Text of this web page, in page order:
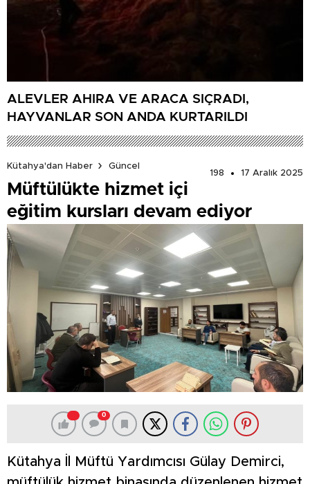
ALEVLER AHIRA VE ARACA SIÇRADI,
HAYVANLAR SON ANDA KURTARILDI
Kütahya'dan Haber
Güncel
198
17 Aralık 2025
Müftülükte hizmet içi
eğitim kursları devam ediyor
0
Kütahya İl Müftü Yardımcısı Gülay Demirci,